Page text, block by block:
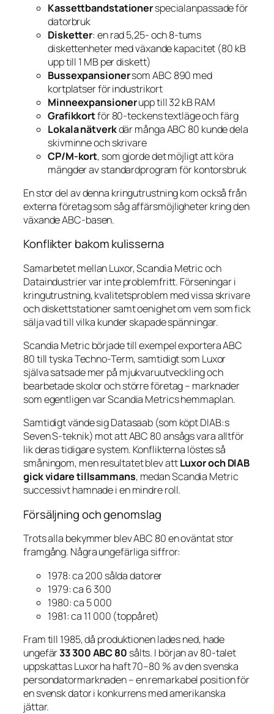
Kassettbandstationerspecialanpassade för
datorbruk
Disketter: en rad 5,25- och 8-tums
diskettenheter med växande kapacitet (80 kB
upp till 1 MB per diskett)
Bussexpansionersom ABC 890 med
kortplatser för industrikort
Minneexpansionerupp till 32 kB RAM
Grafikkortför 80-teckens textläge och färg
Lokala nätverkdär många ABC 80 kunde dela
skivminne och skrivare
CP/M-kort, som gjorde det möjligt att köra
mängder av standardprogram för kontorsbruk
En stor del av denna kringutrustning kom också från
externa företag som såg affärsmöjligheter kring den
växande ABC-basen.
Konflikter bakom kulisserna
Samarbetet mellan Luxor, Scandia Metric och
Dataindustrier var inte problemfritt. Förseningar i
kringutrustning, kvalitetsproblem med vissa skrivare
och diskettstationer samt oenighet om vem som fick
sälja vad till vilka kunder skapade spänningar.
Scandia Metric började till exempel exportera ABC
80 till tyska Techno-Term, samtidigt som Luxor
själva satsade mer på mjukvaruutveckling och
bearbetade skolor och större företag – marknader
som egentligen var Scandia Metrics hemmaplan.
Samtidigt vände sig Datasaab (som köpt DIAB:s
Seven S-teknik) mot att ABC 80 ansågs vara alltför
lik deras tidigare system. Konflikterna löstes så
småningom, men resultatet blev attLuxor och DIAB
gick vidare tillsammans, medan Scandia Metric
successivt hamnade i en mindre roll.
Försäljning och genomslag
Trots alla bekymmer blev ABC 80 en oväntat stor
framgång. Några ungefärliga siffror:
1978: ca 200 sålda datorer
1979: ca 6 300
1980: ca 5 000
1981: ca 11 000 (toppåret)
Fram till 1985, då produktionen lades ned, hade
ungefär33 300 ABC 80 sålts. I början av 80-talet
uppskattas Luxor ha haft 70–80 % av den svenska
persondatormarknaden – en remarkabel position för
en svensk dator i konkurrens med amerikanska
jättar.